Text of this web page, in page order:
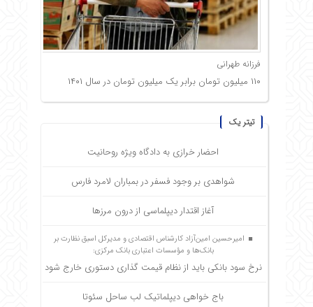
فرزانه طهرانی
۱۱۰ میلیون تومان برابر یک میلیون تومان در سال ۱۴۰۱
تیتر یک
احضار خرازی به دادگاه ویژه روحانیت
شواهدی بر وجود فسفر در بمباران لامرد فارس
آغاز اقتدار دیپلماسی از درون مرزها
امیرحسین امین‌آزاد کارشناس اقتصادی و مدیرکل اسبق نظارت بر
بانک‌ها و مؤسسات اعتباری بانک مرکزی:
نرخ سود بانکی باید از نظام قیمت گذاری دستوری خارج شود
باج خواهی دیپلماتیک لب ساحل سئوتا